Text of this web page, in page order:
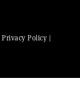
Privacy Policy |